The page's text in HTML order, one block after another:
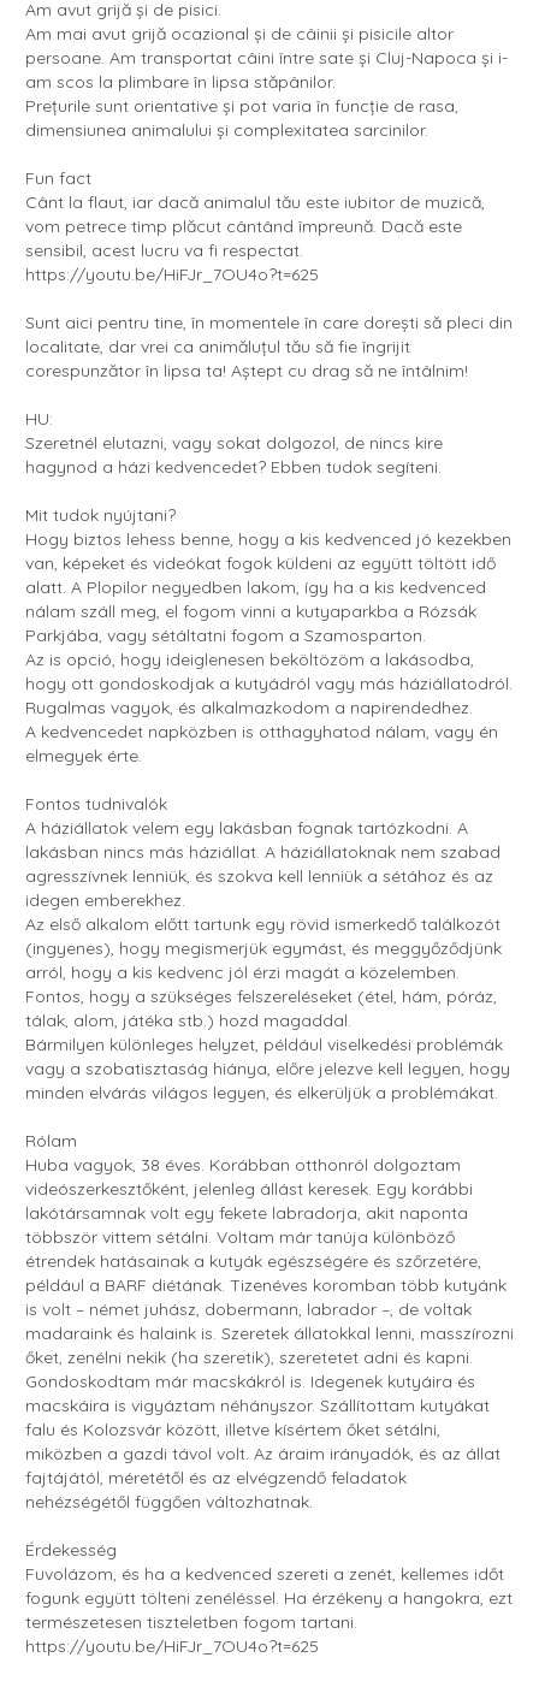
Am avut grijă și de pisici.
Am mai avut grijă ocazional și de câinii și pisicile altor
persoane. Am transportat câini între sate și Cluj-Napoca și i-
am scos la plimbare în lipsa stăpânilor.
Prețurile sunt orientative și pot varia în funcție de rasa,
dimensiunea animalului și complexitatea sarcinilor.
Fun fact
Cânt la flaut, iar dacă animalul tău este iubitor de muzică,
vom petrece timp plăcut cântând împreună. Dacă este
sensibil, acest lucru va fi respectat.
https://youtu.be/HiFJr_7OU4o?t=625
Sunt aici pentru tine, în momentele în care dorești să pleci din
localitate, dar vrei ca animăluțul tău să fie îngrijit
corespunzător în lipsa ta! Aștept cu drag să ne întâlnim!
HU:
Szeretnél elutazni, vagy sokat dolgozol, de nincs kire
hagynod a házi kedvencedet? Ebben tudok segíteni.
Mit tudok nyújtani?
Hogy biztos lehess benne, hogy a kis kedvenced jó kezekben
van, képeket és videókat fogok küldeni az együtt töltött idő
alatt. A Plopilor negyedben lakom, így ha a kis kedvenced
nálam száll meg, el fogom vinni a kutyaparkba a Rózsák
Parkjába, vagy sétáltatni fogom a Szamosparton.
Az is opció, hogy ideiglenesen beköltözöm a lakásodba,
hogy ott gondoskodjak a kutyádról vagy más háziállatodról.
Rugalmas vagyok, és alkalmazkodom a napirendedhez.
A kedvencedet napközben is otthagyhatod nálam, vagy én
elmegyek érte.
Fontos tudnivalók
A háziállatok velem egy lakásban fognak tartózkodni. A
lakásban nincs más háziállat. A háziállatoknak nem szabad
agresszívnek lenniük, és szokva kell lenniük a sétához és az
idegen emberekhez.
Az első alkalom előtt tartunk egy rövid ismerkedő találkozót
(ingyenes), hogy megismerjük egymást, és meggyőződjünk
arról, hogy a kis kedvenc jól érzi magát a közelemben.
Fontos, hogy a szükséges felszereléseket (étel, hám, póráz,
tálak, alom, játéka stb.) hozd magaddal.
Bármilyen különleges helyzet, például viselkedési problémák
vagy a szobatisztaság hiánya, előre jelezve kell legyen, hogy
minden elvárás világos legyen, és elkerüljük a problémákat.
Rólam
Huba vagyok, 38 éves. Korábban otthonról dolgoztam
videószerkesztőként, jelenleg állást keresek. Egy korábbi
lakótársamnak volt egy fekete labradorja, akit naponta
többször vittem sétálni. Voltam már tanúja különböző
étrendek hatásainak a kutyák egészségére és szőrzetére,
például a BARF diétának. Tizenéves koromban több kutyánk
is volt – német juhász, dobermann, labrador –, de voltak
madaraink és halaink is. Szeretek állatokkal lenni, masszírozni
őket, zenélni nekik (ha szeretik), szeretetet adni és kapni.
Gondoskodtam már macskákról is. Idegenek kutyáira és
macskáira is vigyáztam néhányszor. Szállítottam kutyákat
falu és Kolozsvár között, illetve kísértem őket sétálni,
miközben a gazdi távol volt. Az áraim irányadók, és az állat
fajtájától, méretétől és az elvégzendő feladatok
nehézségétől függően változhatnak.
Érdekesség
Fuvolázom, és ha a kedvenced szereti a zenét, kellemes időt
fogunk együtt tölteni zenéléssel. Ha érzékeny a hangokra, ezt
természetesen tiszteletben fogom tartani.
https://youtu.be/HiFJr_7OU4o?t=625